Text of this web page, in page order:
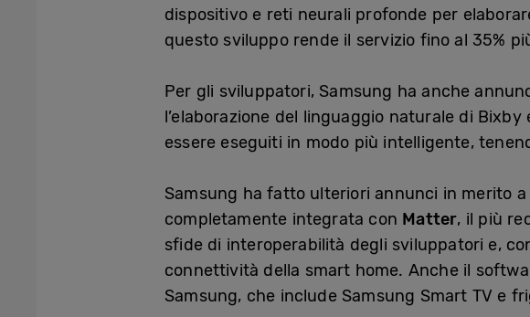
dispositivo e reti neurali profonde per
questo sviluppo rende il servizio fino al 35%
Per gli sviluppatori, Samsung ha anche
l’elaborazione del linguaggio naturale di
essere eseguiti in modo più intelligente,
Samsung ha fatto ulteriori annunci in merito
completamente integrata con Matter, il più
sfide di interoperabilità degli sviluppatori e,
connettività della smart home. Anche il
Samsung, che include Samsung Smart TV e